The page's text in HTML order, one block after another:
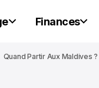
Finances
Quand Partir Aux Maldives ?